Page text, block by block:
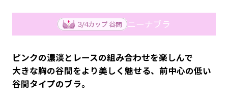
ニーナブラ
ピンクの濃淡とレースの組み合わせを楽しんで
大きな胸の谷間をより美しく魅せる、前中心の低い
谷間タイプのブラ。